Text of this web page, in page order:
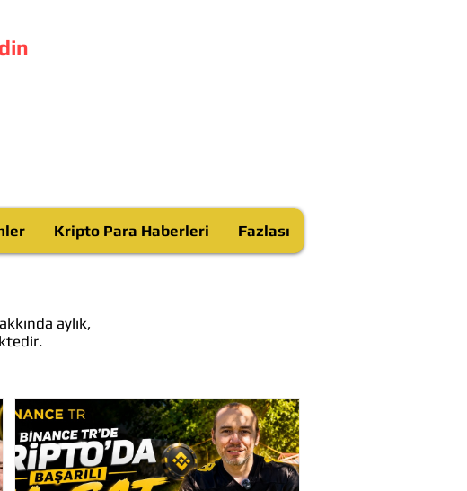
Kripto Para Haberleri Fazlası
aylık,